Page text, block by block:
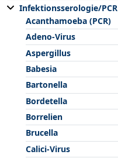
Infektionsserologie/PCR
Acanthamoeba (PCR)
Adeno-Virus
Aspergillus
Babesia
Bartonella
Bordetella
Borrelien
Brucella
Calici-Virus